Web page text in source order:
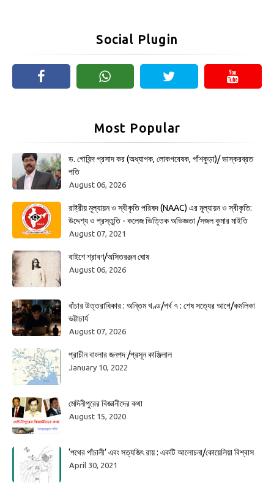
Social Plugin
Most Popular
ড. গোবিন্দ প্রসাদ কর (অধ্যাপক, লোকগবেষক, পাঁশকুড়া)/ ভাস্করব্রত
পতি
August 06, 2026
রাষ্ট্রীয় মূল্যায়ন ও স্বীকৃতি পরিষদ (NAAC) এর মূল্যায়ন ও স্বীকৃতি:
উদ্দেশ্য ও প্রস্তুতি - কলেজ ভিত্তিক অভিজ্ঞতা /সজল কুমার মাইতি
August 07, 2021
বাইশে শ্রাবণ/অসিতরঞ্জন ঘোষ
August 06, 2026
বাঁচার উত্তরাধিকার : অন্তিম খণ্ড/পর্ব ৭ : শেষ সত্যের আগে/কমলিকা
ভট্টাচার্য
August 07, 2026
প্রাচীন বাংলার জনপদ /প্রসূন কাঞ্জিলাল
January 10, 2022
মেদিনীপুরের বিজ্ঞানীদের কথা
August 15, 2020
‘পথের পাঁচালী’ এবং সত্যজিৎ রায় : একটি আলোচনা/কোয়েলিয়া বিশ্বাস
April 30, 2021